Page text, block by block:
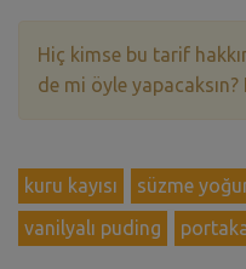
Hiç kimse bu tarif
de mi öyle
kuru kayısı süzme
vanilyalı puding